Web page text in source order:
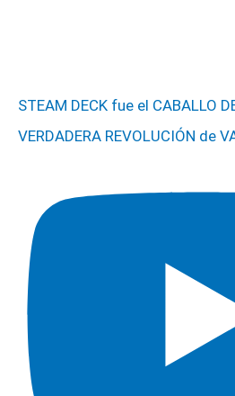
STEAM DECK fue el CABALLO
VERDADERA REVOLUCIÓN de